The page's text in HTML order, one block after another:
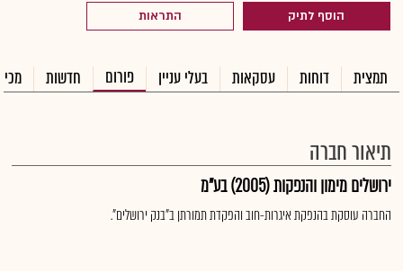
הוסף לתיק התראות
תמצית דוחות עסקאות בעלי עניין פורום חדשות
תיאור חברה
ירושלים מימון והנפקות (2005) בע"מ
החברה עוסקת בהנפקת איגרות-חוב והפקדת תמורתן ב"בנק ירושלים".